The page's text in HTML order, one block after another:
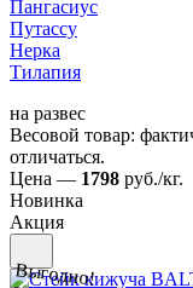
Пангасиус
Путассу
Нерка
Тилапия
на развес
Весовой товар:
отличаться.
Цена — 1798 руб./кг.
Новинка
Акция
Выгодно!